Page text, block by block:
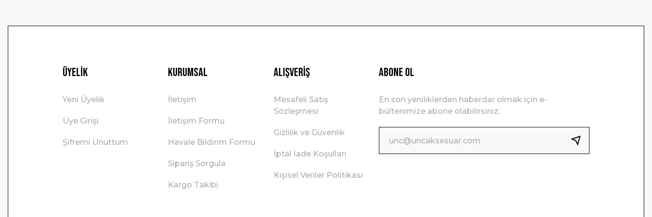
Üyelik
Yeni Üyelik
Üye Girişi
Şifremi Unuttum
Kurumsal
İletişim
İletişim Formu
Havale Bildirim Formu
Sipariş Sorgula
Kargo Takibi
Alışveriş
Mesafeli Satış
Sözleşmesi
Gizlilik ve Güvenlik
İptal İade Koşullari
Kişisel Veriler Politikası
ABONE OL
En son yeniliklerden haberdar olmak için e-
bültenimize abone olabilirsiniz.